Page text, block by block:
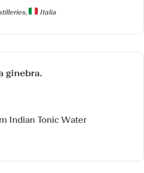
Italia
ginebra.
Indian Tonic Water